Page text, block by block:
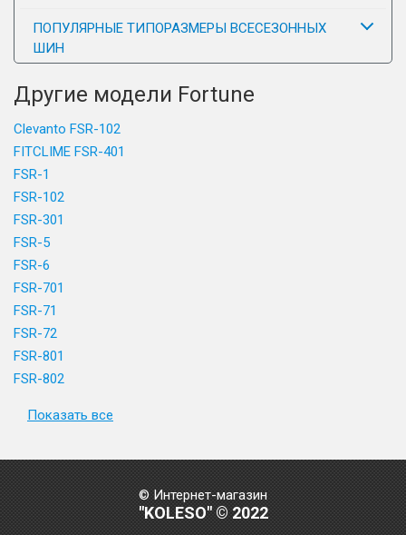
ПОПУЛЯРНЫЕ ТИПОРАЗМЕРЫ ВСЕСЕЗОННЫХ
ШИН
Другие модели Fortune
Clevanto FSR-102
FITCLIME FSR-401
FSR-1
FSR-102
FSR-301
FSR-5
FSR-6
FSR-701
FSR-71
FSR-72
FSR-801
FSR-802
Показать все
© Интернет-магазин
"KOLESO" © 2022